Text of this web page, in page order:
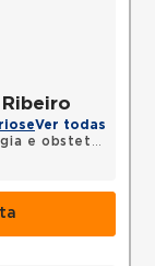
Ver todas
e obstetrícia